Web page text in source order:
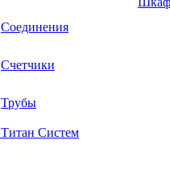
Соединения
Счетчики
Трубы